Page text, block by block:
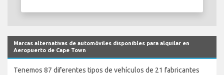
Marcas alternativas de automóviles disponibles para alquilar en
Aeropuerto de Cape Town
Tenemos 87 diferentes tipos de vehículos de 21 fabricantes